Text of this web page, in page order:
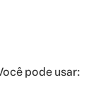
pode usar: